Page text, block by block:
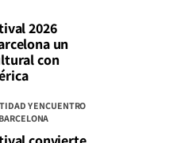
2026
un
con
Y ENCUENTRO